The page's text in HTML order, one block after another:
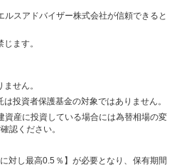
スアドバイザー株式会社が信頼できると
ます。
せん。
投資者保護基金の対象ではありません。
産に投資している場合には為替相場の変
認ください。
対し最高0.5％】が必要となり、保有期間